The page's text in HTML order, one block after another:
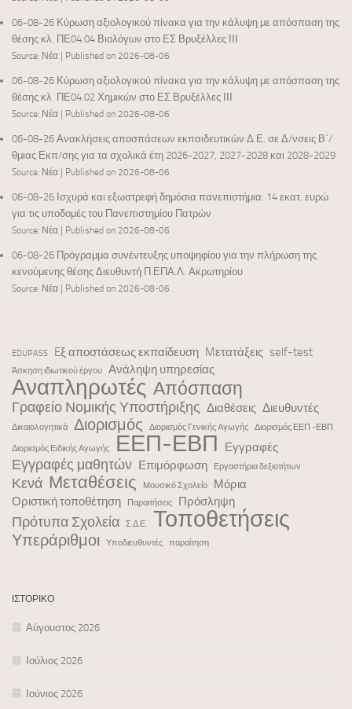
06-08-26 Κύρωση αξιολογικού πίνακα για την κάλυψη με απόσπαση της
θέσης κλ. ΠΕ04.04 Βιολόγων στο ΕΣ Βρυξέλλες ΙΙΙ
Source: Νέα Published on 2026-08-06
06-08-26 Κύρωση αξιολογικού πίνακα για την κάλυψη με απόσπαση της
θέσης κλ. ΠΕ04.02 Χημικών στο ΕΣ Βρυξέλλες ΙΙΙ
Source: Νέα Published on 2026-08-06
06-08-26 Ανακλήσεις αποσπάσεων εκπαιδευτικών Δ.Ε. σε Δ/νσεις Β΄/
θμιας Εκπ/σης για τα σχολικά έτη 2026-2027, 2027-2028 και 2028-2029
Source: Νέα Published on 2026-08-06
06-08-26 Ισχυρά και εξωστρεφή δημόσια πανεπιστήμια: 14 εκατ. ευρώ
για τις υποδομές του Πανεπιστημίου Πατρών
Source: Νέα Published on 2026-08-06
06-08-26 Πρόγραμμα συνέντευξης υποψηφίου για την πλήρωση της
κενούμενης θέσης Διευθυντή Π.ΕΠΑ.Λ. Ακρωτηρίου
Source: Νέα Published on 2026-08-06
EDUPASS Eξ αποστάσεως εκπαίδευση Mετατάξεις self-test
Άσκηση ιδιωτικού έργου Ανάληψη υπηρεσίας
Αναπληρωτές Απόσπαση
Γραφείο Νομικής Υποστήριξης Διαθέσεις Διευθυντές
Δικαιολογητικά Διορισμός Διορισμός Γενικής Αγωγής Διορισμός ΕΕΠ -ΕΒΠ
Διορισμός Ειδικής Αγωγής ΕΕΠ-ΕΒΠ Εγγραφές
Εγγραφές μαθητών Επιμόρφωση Εργαστήρια δεξιοτήτων
Κενά Μεταθέσεις Μουσικό Σχολείο
Μόρια
Οριστική τοποθέτηση
Παραιτήσεις Πρόσληψη
Πρότυπα Σχολεία Σ.Δ.Ε. Τοποθετήσεις
Υπεράριθμοι Υποδιευθυντές παραίτηση
ΙΣΤΟΡΙΚΌ
Αύγουστος 2026
Ιούλιος 2026
Ιούνιος 2026